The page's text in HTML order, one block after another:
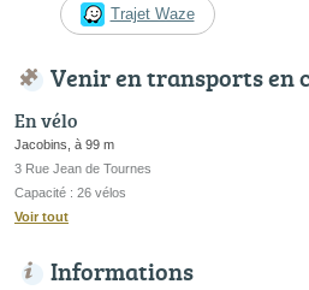
Trajet Waze
Venir en transports en
En vélo
Jacobins, à 99 m
3 Rue Jean de Tournes
Capacité : 26 vélos
Voir tout
Informations